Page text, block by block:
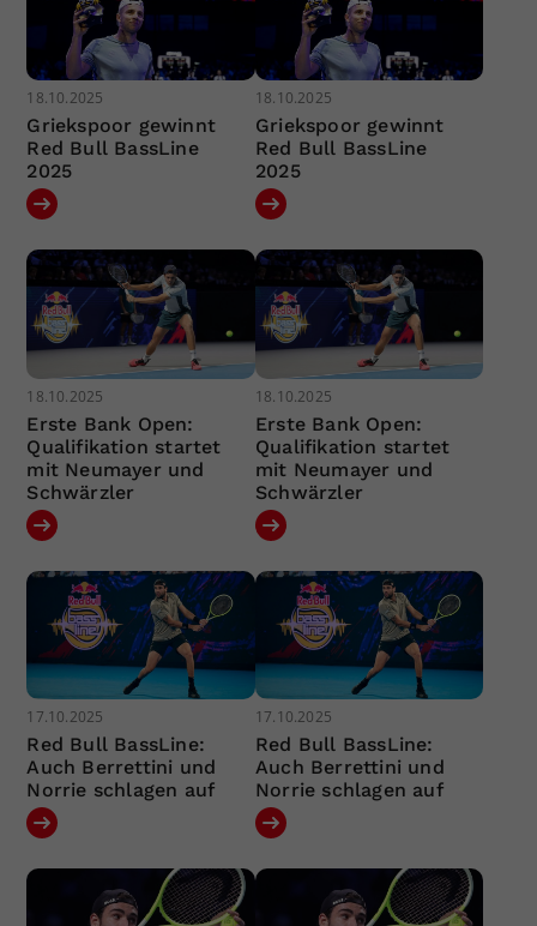
18.10.2025
Griekspoor gewinnt
Red Bull BassLine
2025
18.10.2025
Griekspoor gewinnt
Red Bull BassLine
2025
18.10.2025
Erste Bank Open:
Qualifikation startet
mit Neumayer und
Schwärzler
18.10.2025
Erste Bank Open:
Qualifikation startet
mit Neumayer und
Schwärzler
17.10.2025
Red Bull BassLine:
Auch Berrettini und
Norrie schlagen auf
17.10.2025
Red Bull BassLine:
Auch Berrettini und
Norrie schlagen auf